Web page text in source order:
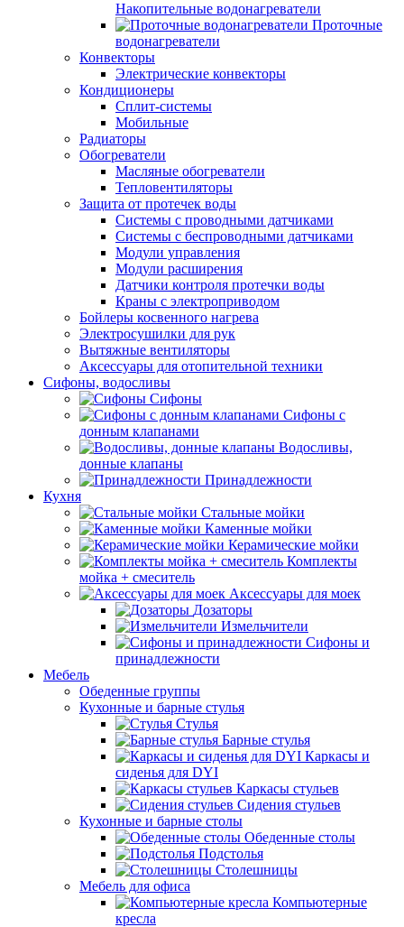
Накопительные водонагреватели
Проточные
водонагреватели
Конвекторы
Электрические конвекторы
Кондиционеры
Сплит-системы
Мобильные
Радиаторы
Обогреватели
Масляные обогреватели
Тепловентиляторы
Защита от протечек воды
Системы с проводными датчиками
Системы с беспроводными датчиками
Модули управления
Модули расширения
Датчики контроля протечки воды
Краны с электроприводом
Бойлеры косвенного нагрева
Электросушилки для рук
Вытяжные вентиляторы
Аксессуары для отопительной техники
Сифоны, водосливы
Сифоны
Сифоны с
донным клапанами
Водосливы,
донные клапаны
Принадлежности
Кухня
Стальные мойки
Каменные мойки
Керамические мойки
Комплекты
мойка + смеситель
Аксессуары для моек
Дозаторы
Измельчители
Сифоны и
принадлежности
Мебель
Обеденные группы
Кухонные и барные стулья
Стулья
Барные стулья
Каркасы и
сиденья для DYI
Каркасы стульев
Сидения стульев
Кухонные и барные столы
Обеденные столы
Подстолья
Столешницы
Мебель для офиса
Компьютерные
кресла